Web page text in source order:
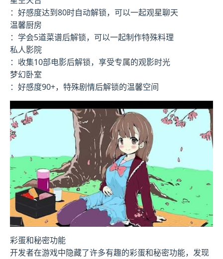
：好感度达到80时自动解锁，可以一起观星聊天
温馨厨房
：学会5道菜谱后解锁，可以一起制作特殊料理
私人影院
：收集10部电影后解锁，享受专属的观影时光
梦幻卧室
：好感度90+，特殊剧情后解锁的温馨空间
彩蛋和秘密功能
开发者在游戏中隐藏了许多有趣的彩蛋和秘密功能，发现